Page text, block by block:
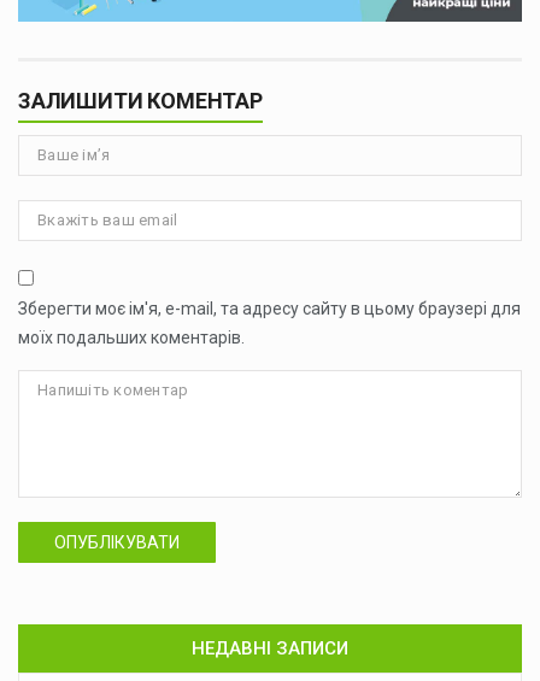
ЗАЛИШИТИ КОМЕНТАР
Зберегти моє ім'я, e-mail, та адресу сайту в цьому браузері для
моїх подальших коментарів.
ОПУБЛІКУВАТИ
НЕДАВНІ ЗАПИСИ